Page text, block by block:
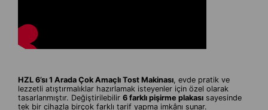
HZL 6’sı 1 Arada Çok Amaçlı Tost Makinası, evde pratik ve
lezzetli atıştırmalıklar hazırlamak isteyenler için özel olarak
tasarlanmıştır. Değiştirilebilir 6 farklı pişirme plakası sayesinde
tek bir cihazla birçok farklı tarif yapma imkânı sunar.